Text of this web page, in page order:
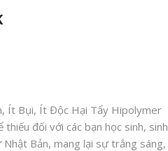
Ít Bụi, Ít Độc Hại Tẩy Hipolymer
đối với các bạn học sinh, sinh
Bản, mang lại sự trắng sáng,